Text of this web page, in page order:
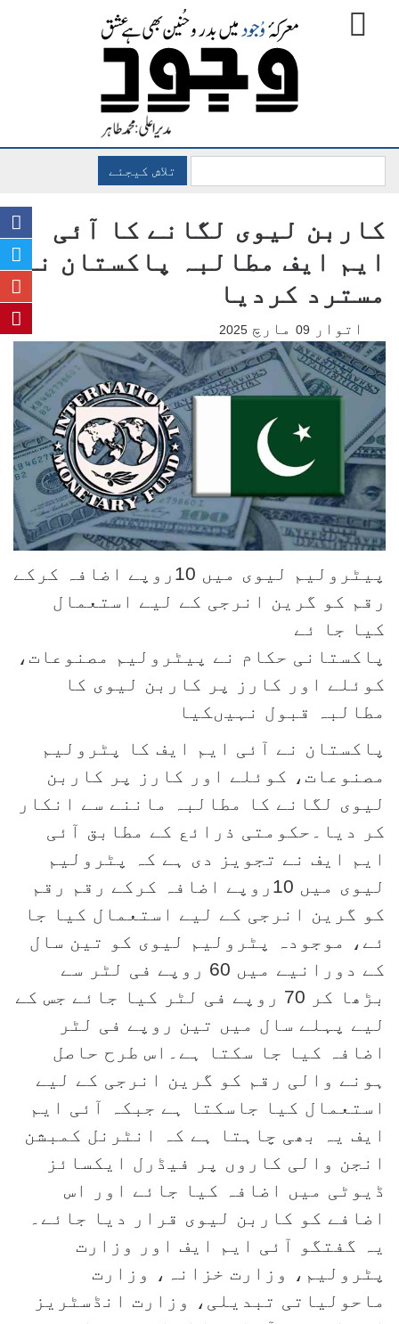
تلاش کیجئے
کاربن لیوی لگانے کا آئی
ایم ایف مطالبہ پاکستان نے
مسترد کردیا
اتوار 09 مارچ 2025
پیٹرولیم لیوی میں 10روپے اضافہ کرکے
رقم کو گرین انرجی کے لیے استعمال
کیا جا ئے
پاکستانی حکام نے پیٹرولیم مصنوعات،
کوئلے اور کارز پر کاربن لیوی کا
مطالبہ قبول نہیںکیا
پاکستان نے آئی ایم ایف کا پٹرولیم
مصنوعات، کوئلے اور کارز پر کاربن
لیوی لگانے کا مطالبہ ماننے سے انکار
کر دیا۔حکومتی ذرائع کے مطابق آئی
ایم ایف نے تجویز دی ہے کہ پٹرولیم
لیوی میں 10روپے اضافہ کرکے رقم رقم
کو گرین انرجی کے لیے استعمال کیا جا
ئے، موجودہ پٹرولیم لیوی کو تین سال
کے دورانیے میں 60 روپے فی لٹر سے
بڑھا کر 70 روپے فی لٹر کیا جائے جس کے
لیے پہلے سال میں تین روپے فی لٹر
اضافہ کیا جا سکتا ہے۔اس طرح حاصل
ہونے والی رقم کو گرین انرجی کے لیے
استعمال کیا جاسکتا ہے جبکہ آئی ایم
ایف یہ بھی چاہتا ہے کہ انٹرنل کمبشن
انجن والی کاروں پر فیڈرل ایکسائز
ڈیوٹی میں اضافہ کیا جائے اور اس
اضافے کو کاربن لیوی قرار دیا جائے۔
یہ گفتگو آئی ایم ایف اور وزارت
پٹرولیم، وزارت خزانہ، وزارت
ماحولیاتی تبدیلی، وزارت انڈسٹریز